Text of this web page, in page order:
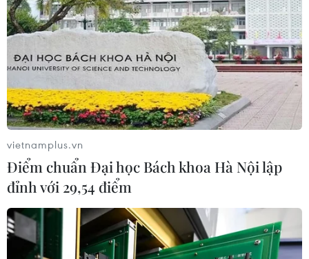
vietnamplus.vn
Điểm chuẩn Đại học Bách khoa Hà Nội lập
đỉnh với 29,54 điểm